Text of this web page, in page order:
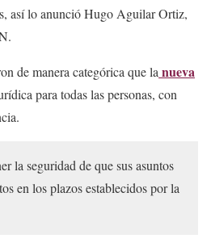
así lo anunció Hugo Aguilar Ortiz,
de manera categórica que la nueva
para todas las personas, con
la seguridad de que sus asuntos
en los plazos establecidos por la